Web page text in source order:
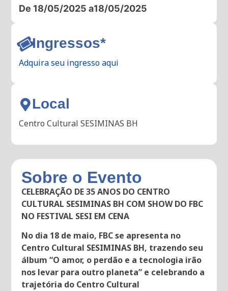
De 18/05/2025 a18/05/2025
Ingressos*
Adquira seu ingresso aqui
Local
Centro Cultural SESIMINAS BH
Sobre o Evento
CELEBRAÇÃO DE 35 ANOS DO CENTRO
CULTURAL SESIMINAS BH COM SHOW DO FBC
NO FESTIVAL SESI EM CENA
No dia 18 de maio, FBC se apresenta no
Centro Cultural SESIMINAS BH, trazendo seu
álbum “O amor, o perdão e a tecnologia irão
nos levar para outro planeta” e celebrando a
trajetória do Centro Cultural